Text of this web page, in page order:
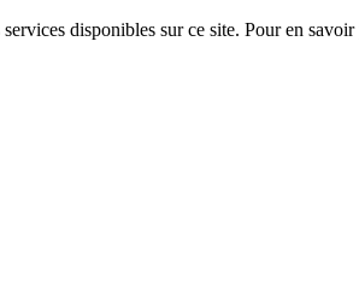
disponibles sur ce site. Pour en